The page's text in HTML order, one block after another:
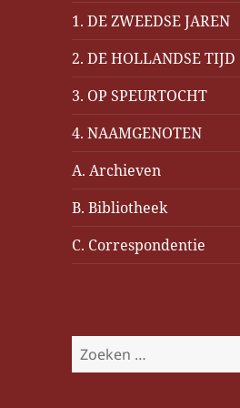
1. DE ZWEEDSE JAREN
2. DE HOLLANDSE TIJD
3. OP SPEURTOCHT
4. NAAMGENOTEN
A. Archieven
B. Bibliotheek
C. Correspondentie
Z
o